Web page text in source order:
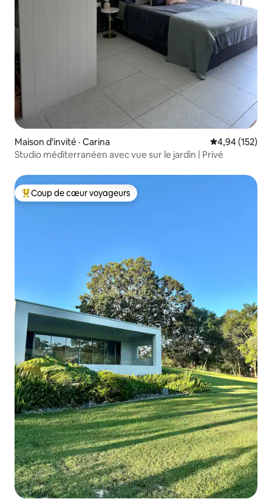
Maison d'invité · Carina Note
4,94 (152)
Studio méditerranéen avec vue sur le jardin | Privé
Coup de cœur voyageurs parmi les plus aimés
Coup de cœur voyageurs